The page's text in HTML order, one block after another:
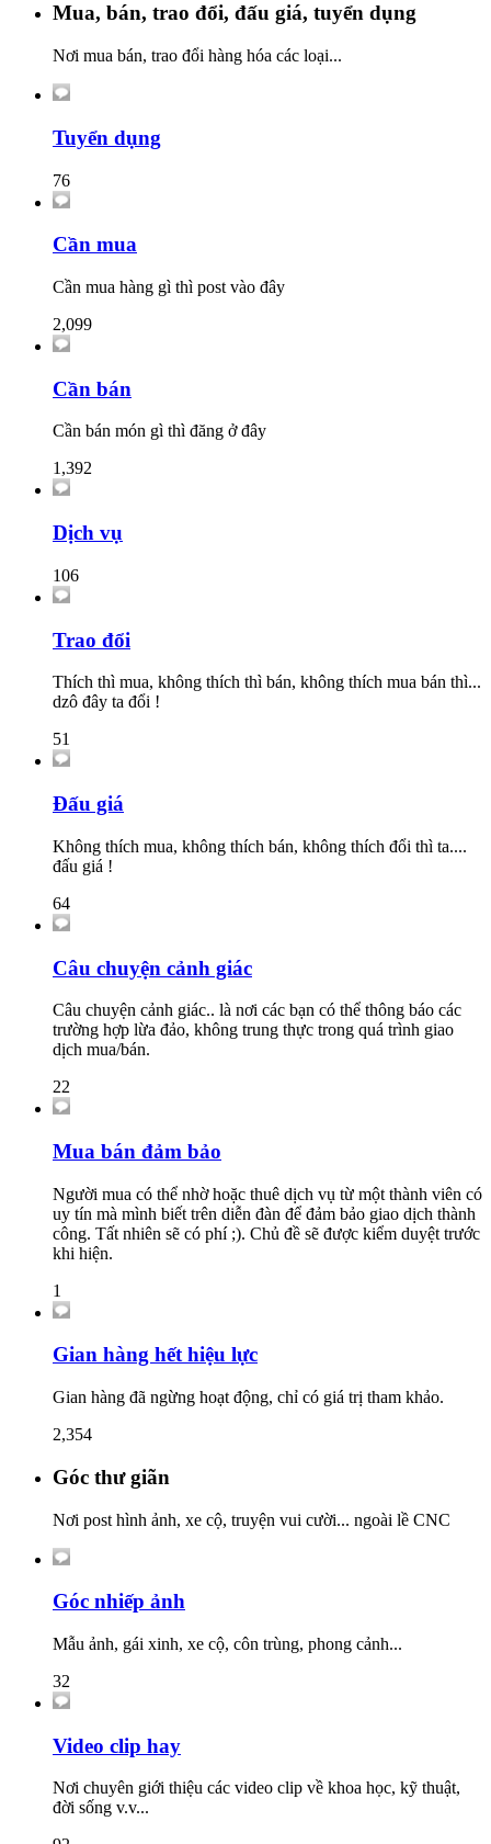
Mua, bán, trao đổi, đấu giá, tuyển dụng
Nơi mua bán, trao đổi hàng hóa các loại...
Tuyển dụng
76
Cần mua
Cần mua hàng gì thì post vào đây
2,099
Cần bán
Cần bán món gì thì đăng ở đây
1,392
Dịch vụ
106
Trao đổi
Thích thì mua, không thích thì bán, không thích mua bán thì...
dzô đây ta đổi !
51
Đấu giá
Không thích mua, không thích bán, không thích đổi thì ta....
đấu giá !
64
Câu chuyện cảnh giác
Câu chuyện cảnh giác.. là nơi các bạn có thể thông báo các
trường hợp lừa đảo, không trung thực trong quá trình giao
dịch mua/bán.
22
Mua bán đảm bảo
Người mua có thể nhờ hoặc thuê dịch vụ từ một thành viên có
uy tín mà mình biết trên diễn đàn để đảm bảo giao dịch thành
công. Tất nhiên sẽ có phí ;). Chủ đề sẽ được kiểm duyệt trước
khi hiện.
1
Gian hàng hết hiệu lực
Gian hàng đã ngừng hoạt động, chỉ có giá trị tham khảo.
2,354
Góc thư giãn
Nơi post hình ảnh, xe cộ, truyện vui cười... ngoài lề CNC
Góc nhiếp ảnh
Mẫu ảnh, gái xinh, xe cộ, côn trùng, phong cảnh...
32
Video clip hay
Nơi chuyên giới thiệu các video clip về khoa học, kỹ thuật,
đời sống v.v...